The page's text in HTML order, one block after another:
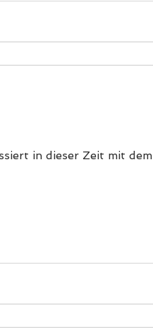
in dieser Zeit mit dem